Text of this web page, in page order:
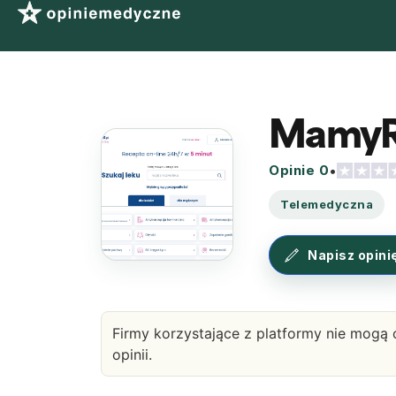
Opinie 0•
Telemedyczna
Napisz
Firmy korzystające z platformy nie mogą
opinii.